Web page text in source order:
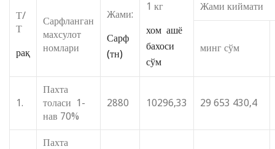
Т/
Т
рақ
Сарфланган
махсулот
номлари
Жами:
Сарф
(тн)
1 кг
хом ашё
бахоси
сўм
Жами киймати
минг сўм
1.
Пахта
толаси 1-
нав 70%
2880 10296,33 29 653 430,4
Пахта